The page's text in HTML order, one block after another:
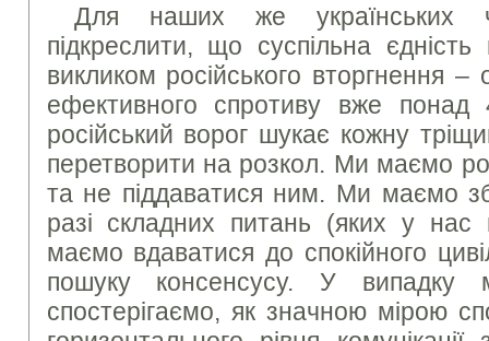
Для наших же українських
підкреслити, що суспільна
викликом російського вторгнення –
ефективного спротиву вже
російський ворог шукає кожну
перетворити на розкол. Ми маємо
та не піддаватися ним. Ми маємо
разі складних питань (яких у
маємо вдаватися до спокійного
пошуку консенсусу. У випадку
спостерігаємо, як значною мірою